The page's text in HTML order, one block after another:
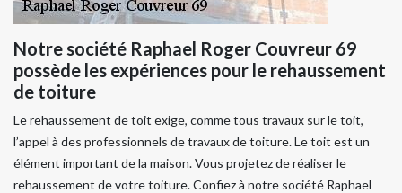
Notre société Raphael Roger Couvreur 69
possède les expériences pour le rehaussement
de toiture
Le rehaussement de toit exige, comme tous travaux sur le toit,
l’appel à des professionnels de travaux de toiture. Le toit est un
élément important de la maison. Vous projetez de réaliser le
rehaussement de votre toiture. Confiez à notre société Raphael